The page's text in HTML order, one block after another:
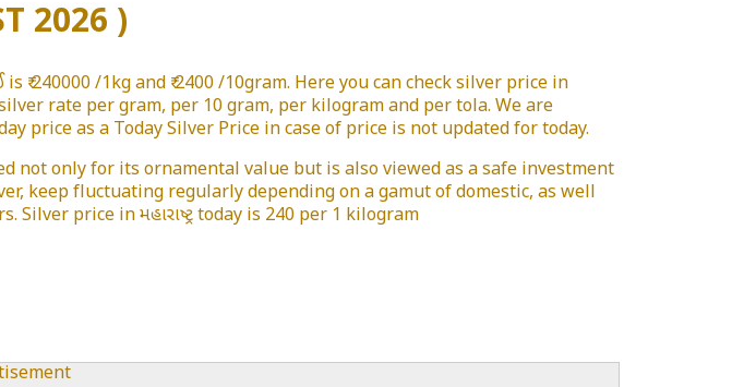
2026 )
₹ 240000 /1kg and ₹ 2400 /10gram. Here you can check silver price in
rate per gram, per 10 gram, per kilogram and per tola. We are
price as a Today Silver Price in case of price is not updated for today.
not only for its ornamental value but is also viewed as a safe investment
keep fluctuating regularly depending on a gamut of domestic, as well
Silver price in મહારાષ્ટ્ર today is 240 per 1 kilogram